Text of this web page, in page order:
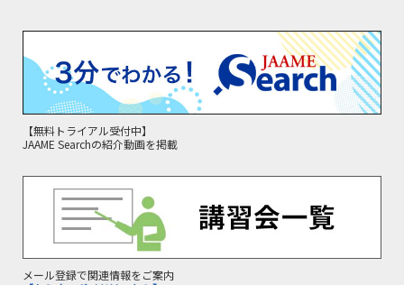
【無料トライアル受付中】
JAAME Searchの紹介動画を掲載
メール登録で関連情報をご案内